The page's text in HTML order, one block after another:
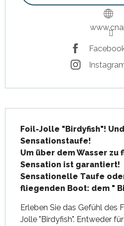
Foil-Jolle "Birdyfish"!
Sensationstaufe!
Um über dem Wasser zu
Sensation ist garantiert!
Sensationelle Taufe
fliegenden Boot: dem "
Erleben Sie das Gefühl des
Jolle "Birdyfish". Entweder